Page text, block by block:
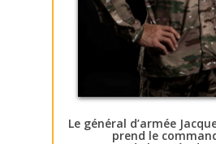
Le général d’armée
prend le